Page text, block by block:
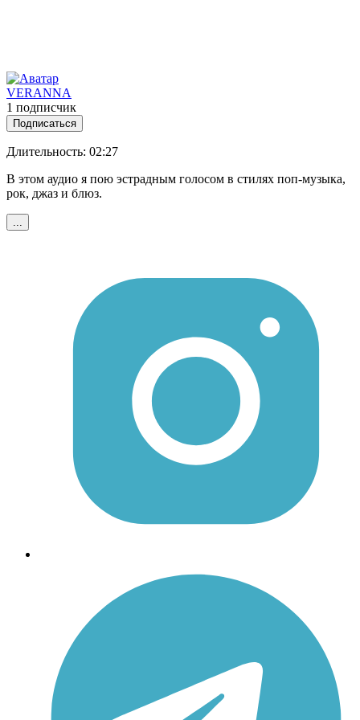
VERANNA
1 подписчик
Подписаться
Длительность: 02:27
В этом аудио я пою эстрадным голосом в стилях поп-музыка,
рок, джаз и блюз.
...